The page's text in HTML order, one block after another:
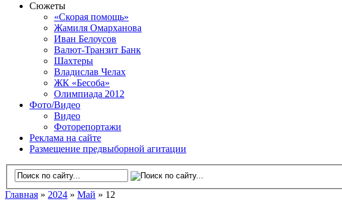
Сюжеты
«Скорая помощь»
Жамиля Омарханова
Иван Белоусов
Валют-Транзит Банк
Шахтеры
Владислав Челах
ЖК «Бесоба»
Олимпиада 2012
Фото/Видео
Видео
Фоторепортажи
Реклама на сайте
Размещение предвыборной агитации
Главная » 2024 » Май » 12